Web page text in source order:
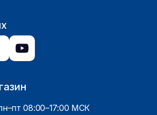
08:00–17:00 МСК